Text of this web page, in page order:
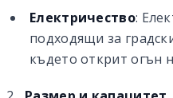
Електричество:
подходящи за
където открит огън